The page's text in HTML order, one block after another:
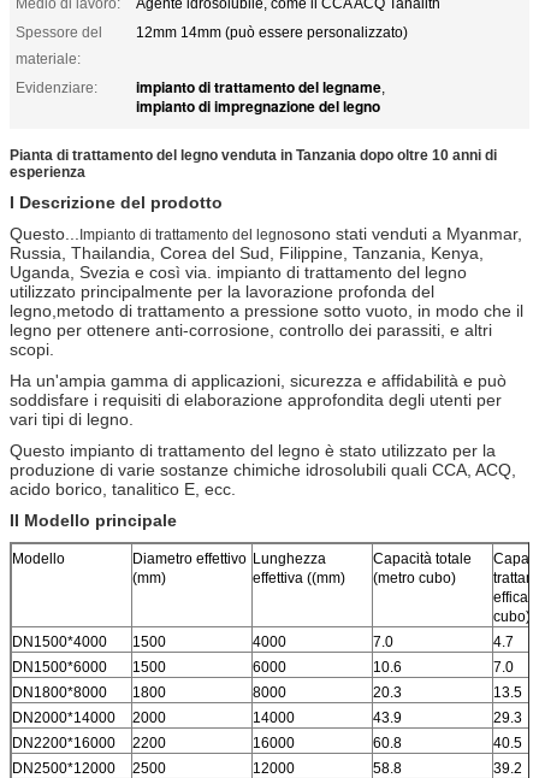
Medio di lavoro:
Agente idrosolubile, come il CCA ACQ Tanalith
Spessore del
materiale:
12mm 14mm (può essere personalizzato)
Evidenziare: impianto di trattamento del legname,
impianto di impregnazione del legno
Pianta di trattamento del legno venduta in Tanzania dopo oltre 10 anni di
esperienza
I Descrizione del prodotto
Questo...
Impianto di trattamento del legnosono stati venduti a Myanmar,
Russia, Thailandia, Corea del Sud, Filippine, Tanzania, Kenya,
Uganda, Svezia e così via. impianto di trattamento del legno
utilizzato principalmente per la lavorazione profonda del
legno,metodo di trattamento a pressione sotto vuoto, in modo che il
legno per ottenere anti-corrosione, controllo dei parassiti, e altri
scopi.
Ha un'ampia gamma di applicazioni, sicurezza e affidabilità e può
soddisfare i requisiti di elaborazione approfondita degli utenti per
vari tipi di legno.
Questo impianto di trattamento del legno è stato utilizzato per la
produzione di varie sostanze chimiche idrosolubili quali CCA, ACQ,
acido borico, tanalitico E, ecc.
II Modello principale
Modello
Diametro effettivo
(mm)
Lunghezza
effettiva ((mm)
Capacità totale
(metro cubo)
cubo)
DN1500*4000
1500 4000 7.0
4.7
DN1500*6000
1500 6000 10.6
7.0
DN1800*8000
1800 8000 20.3
13.5
DN2000*14000
2000 14000 43.9
29.3
DN2200*16000
2200 16000 60.8
40.5
DN2500*12000
2500 12000 58.8
39.2